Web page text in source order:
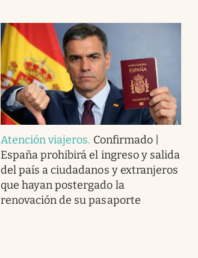
Atención viajeros. Confirmado |
España prohibirá el ingreso y salida
del país a ciudadanos y extranjeros
que hayan postergado la
renovación de su pasaporte